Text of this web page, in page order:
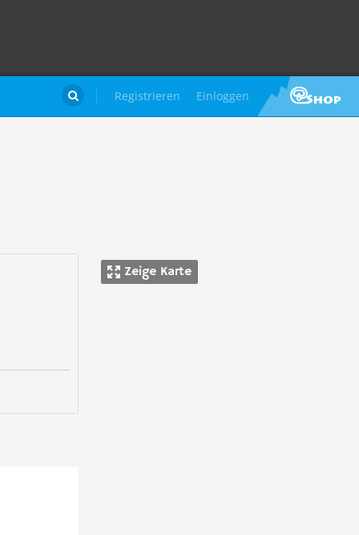
Registrieren Einloggen

Zeige Karte